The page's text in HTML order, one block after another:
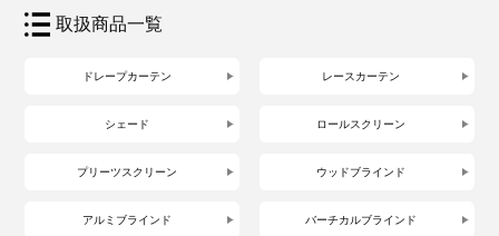
取扱商品一覧
ドレープカーテン レースカーテン
シェード ロールスクリーン
プリーツスクリーン ウッドブラインド
アルミブラインド バーチカルブラインド